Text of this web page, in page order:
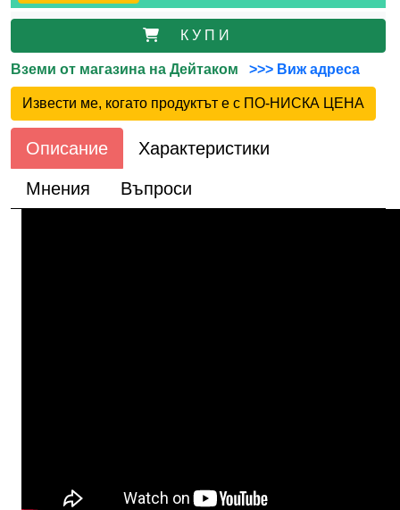
К У П И
Вземи от магазина на Дейтаком >>> Виж адреса
Извести ме, когато продуктът е с ПО-НИСКА ЦЕНА
Описание Характеристики
Мнения Въпроси